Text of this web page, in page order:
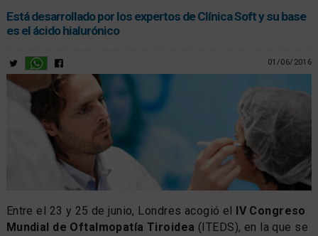
Está desarrollado por los expertos de Clínica Soft y su base
es el ácido hialurónico
01/06/2016
Entre el 23 y 25 de junio, Londres acogió el
lV Congreso
Mundial de Oftalmopatía Tiroidea (ITEDS), en la que se